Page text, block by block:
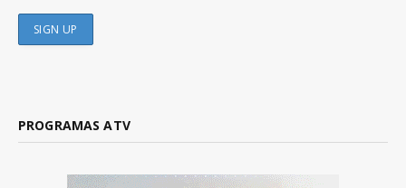
PROGRAMAS ATV